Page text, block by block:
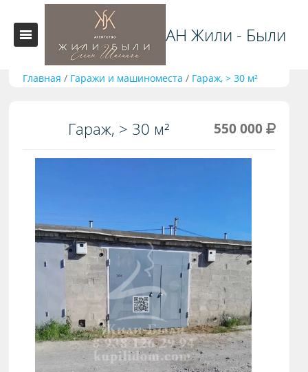
АН Жили - Были
Главная / Гаражи и машиноместа / Гараж, > 30 м²
Гараж, > 30 м² 550 000